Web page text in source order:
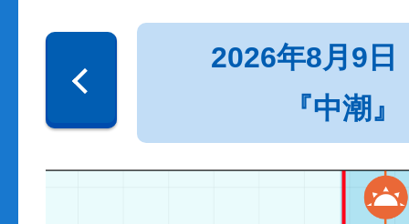
2026年8月9日
『中潮』